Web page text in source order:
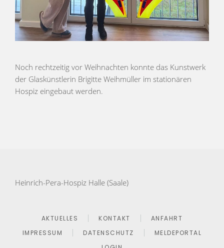
Noch rechtzeitig vor Weihnachten konnte das Kunstwerk
der Glaskünstlerin Brigitte Weihmüller im stationären
Hospiz eingebaut werden.
Heinrich-Pera-Hospiz Halle (Saale)
AKTUELLES KONTAKT
ANFAHRT
IMPRESSUM
DATENSCHUTZ
MELDEPORTAL